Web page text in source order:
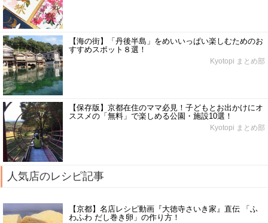
【海の街】「丹後半島」をめいいっぱい楽しむためのお
すすめスポット８選！
Kyotopi まとめ部
【保存版】京都在住のママ必見！子どもとお出かけにオ
ススメの「無料」で楽しめる公園・施設10選！
Kyotopi まとめ部
人気店のレシピ記事
【京都】名店レシピ動画『大徳寺さいき家』直伝 「ふ
わふわ だし巻き卵」の作り方！